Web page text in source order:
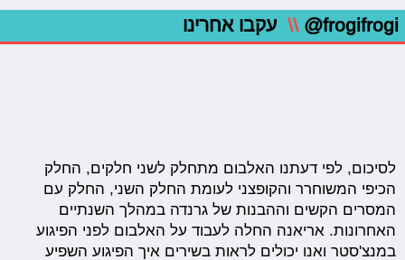
@frogifrogi
\\ עקבו אחרינו
לסיכום, לפי דעתנו האלבום מתחלק לשני חלקים, החלק
הכיפי המשוחרר והקופצני לעומת החלק השני, החלק עם
המסרים הקשים וההבנות של גרנדה במהלך השנתיים
האחרונות. אריאנה החלה לעבוד על האלבום לפני הפיגוע
במנצ'סטר ואנו יכולים לראות בשירים איך הפיגוע השפיע